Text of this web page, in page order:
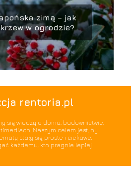
zimą – jak
w ogrodzie?
rentoria.pl
się wiedzą o domu, budownictwie,
Naszym celem jest, by
stały się proste i ciekawe.
każdemu, kto pragnie lepiej